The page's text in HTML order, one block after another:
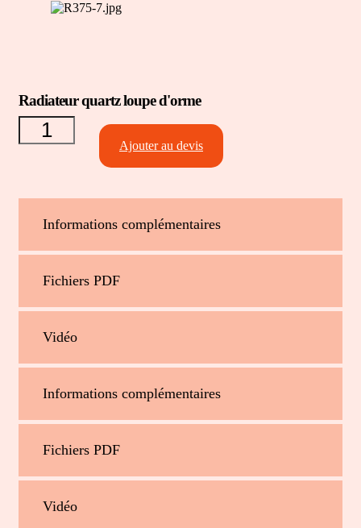
Radiateur quartz loupe d'orme
de
Radiateur
quartz
Ajouter au devis
Informations complémentaires
Fichiers PDF
Vidéo
Informations complémentaires
Fichiers PDF
Vidéo